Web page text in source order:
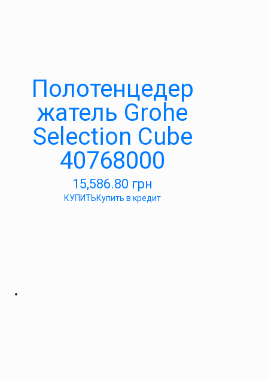
Полотенцедер
жатель Grohe
Selection Cube
40768000
15,586.80 грн
КУПИТЬКупить в кредит